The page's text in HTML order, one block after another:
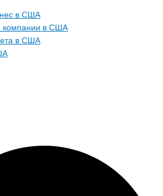
в США
компании в США
в США